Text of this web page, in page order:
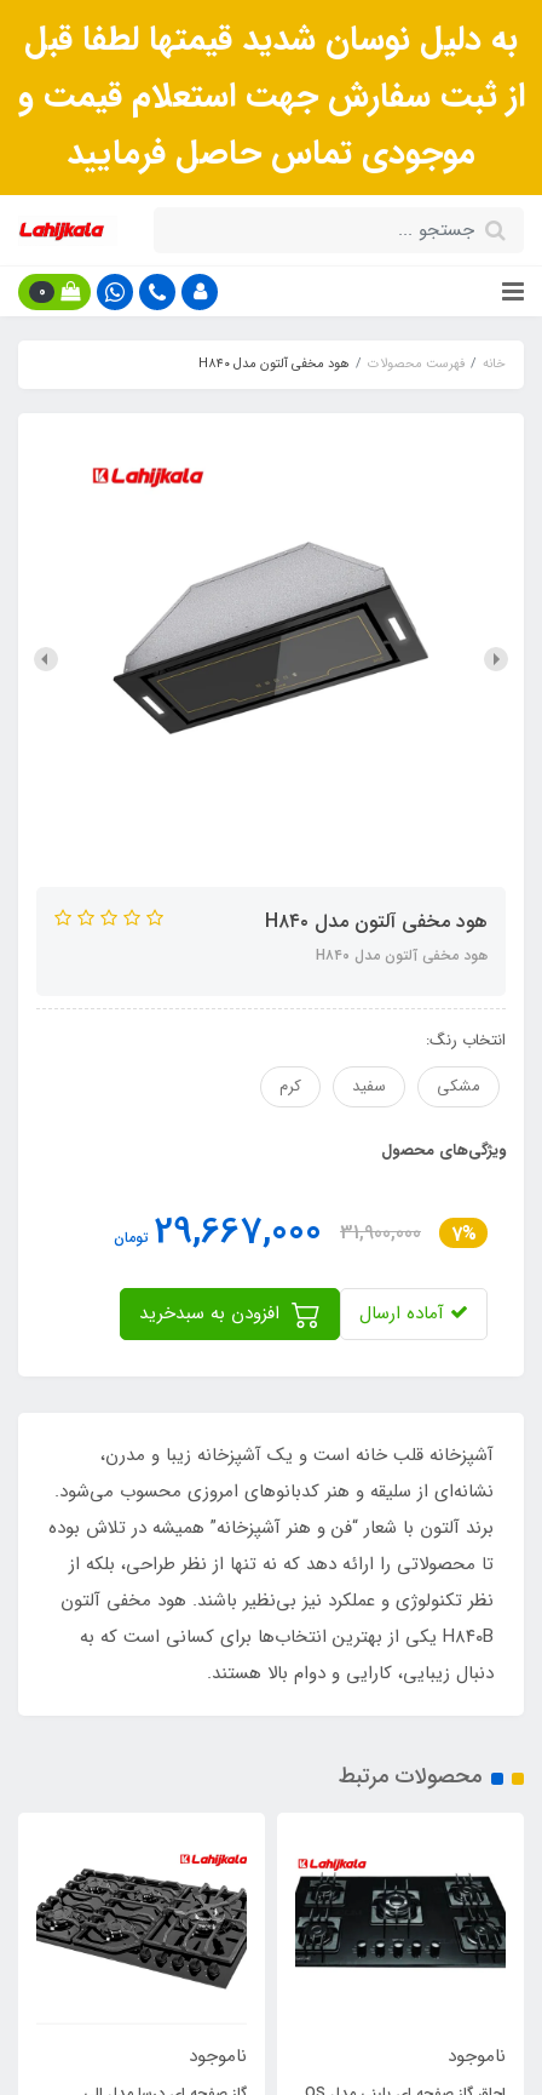
به دلیل نوسان شدید قیمتها لطفا قبل
از ثبت سفارش جهت استعلام قیمت و
موجودی تماس حاصل فرمایید
0
خانه فهرست محصولات هود مخفی آلتون مدل H۸۴۰
هود مخفی آلتون مدل H۸۴۰
هود مخفی آلتون مدل H۸۴۰
انتخاب رنگ:
مشکی
سفید کرم
ویژگی‌های محصول
7%
31,900,000
29,667,000 تومان
آماده ارسال
آشپزخانه قلب خانه است و یک آشپزخانه زیبا و مدرن،
نشانه‌ای از سلیقه و هنر کدبانوهای امروزی محسوب می‌شود.
برند آلتون با شعار “فن و هنر آشپزخانه” همیشه در تلاش بوده
تا محصولاتی را ارائه دهد که نه تنها از نظر طراحی، بلکه از
نظر تکنولوژی و عملکرد نیز بی‌نظیر باشند. هود مخفی آلتون
H۸۴۰B یکی از بهترین انتخاب‌ها برای کسانی است که به
دنبال زیبایی، کارایی و دوام بالا هستند.
محصولات مرتبط
ناموجود ناموجود